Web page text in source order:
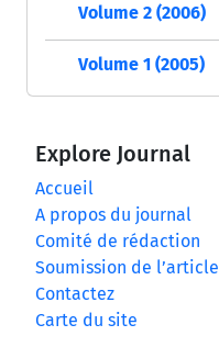
Volume 2 (2006)
Volume 1 (2005)
Explore Journal
Accueil
A propos du journal
Comité de rédaction
Soumission de l’article
Contactez
Carte du site